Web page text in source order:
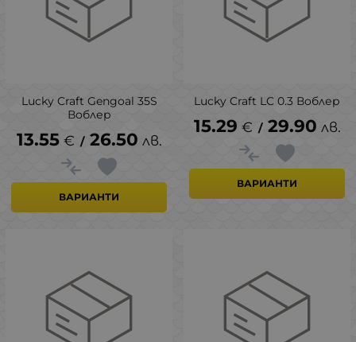
Lucky Craft Gengoal 35S
Воблер
13.55 € / 26.50 лв.
ВАРИАНТИ
Lucky Craft LC 0.3 Воблер
15.29 € / 29.90 лв.
ВАРИАНТИ